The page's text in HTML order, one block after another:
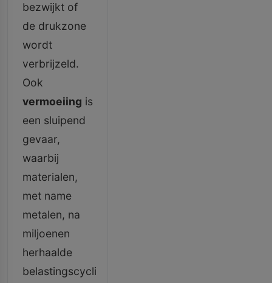
bezwijkt of
de drukzone
wordt
verbrijzeld.
Ook
vermoeiing is
een sluipend
gevaar,
waarbij
materialen,
met name
metalen, na
miljoenen
herhaalde
belastingscycli